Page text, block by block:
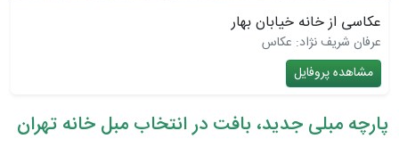
عکاسی از خانه خیابان بهار
عرفان شریف نژاد: عکاس
مشاهده پروفایل
پارچه مبلی جدید، بافت در انتخاب مبل خانه تهران